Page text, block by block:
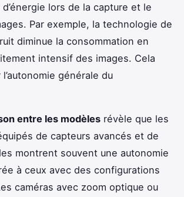
lors de la capture et le
Par exemple, la technologie de
diminue la consommation en
intensif des images. Cela
générale du
entre les modèles révèle que les
de capteurs avancés et de
montrent souvent une autonomie
à ceux avec des configurations
caméras avec zoom optique ou